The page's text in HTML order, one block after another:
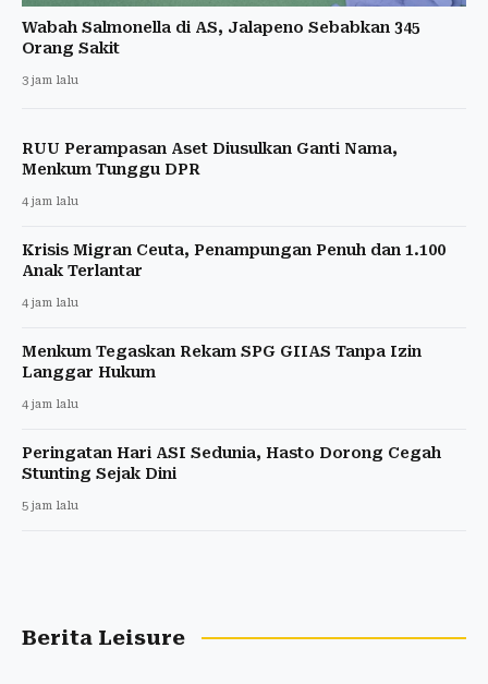
Wabah Salmonella di AS, Jalapeno Sebabkan 345
Orang Sakit
3 jam lalu
RUU Perampasan Aset Diusulkan Ganti Nama,
Menkum Tunggu DPR
4 jam lalu
Krisis Migran Ceuta, Penampungan Penuh dan 1.100
Anak Terlantar
4 jam lalu
Menkum Tegaskan Rekam SPG GIIAS Tanpa Izin
Langgar Hukum
4 jam lalu
Peringatan Hari ASI Sedunia, Hasto Dorong Cegah
Stunting Sejak Dini
5 jam lalu
Berita Leisure